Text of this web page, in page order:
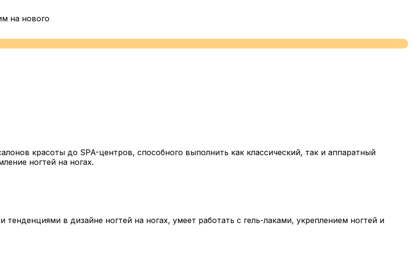
на нового
красоты до SPA-центров, способного выполнить как классический, так и аппаратный
ногтей на ногах.
в дизайне ногтей на ногах, умеет работать с гель-лаками, укреплением ногтей и